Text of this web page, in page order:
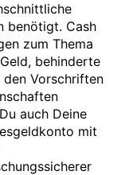
benötigt. Cash
zum Thema
behinderte
Vorschriften
auch Deine
mit